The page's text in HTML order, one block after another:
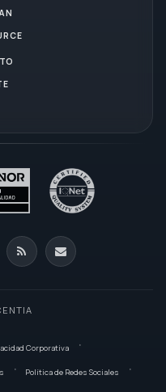
Corporativa
Política de Redes Sociales